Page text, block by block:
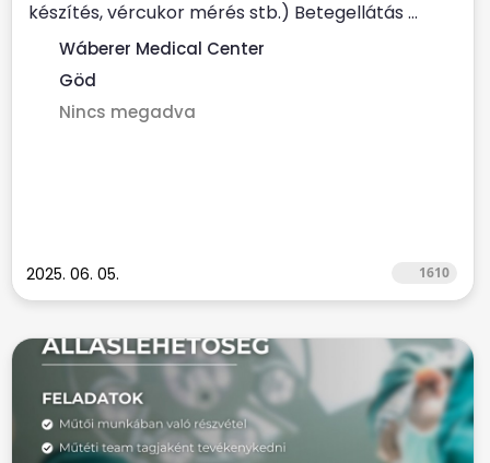
készítés, vércukor mérés stb.) Betegellátás ...
Wáberer Medical Center
Göd
Nincs megadva
2025. 06. 05. 1610